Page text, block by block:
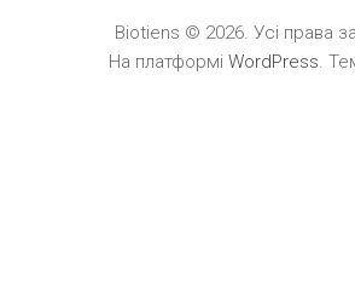
Biotiens © 2026. Усі права
На платформі WordPress.